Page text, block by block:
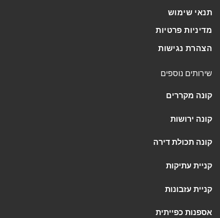
תנאי שימוש
מדיניות פרטיות
הצהרת נגישות
שירותים נוספים
קונה מקררים
קונה ירושות
קונה תכולת דירה
קניית עתיקות
קניית עזבונות
אספנות כפייתית